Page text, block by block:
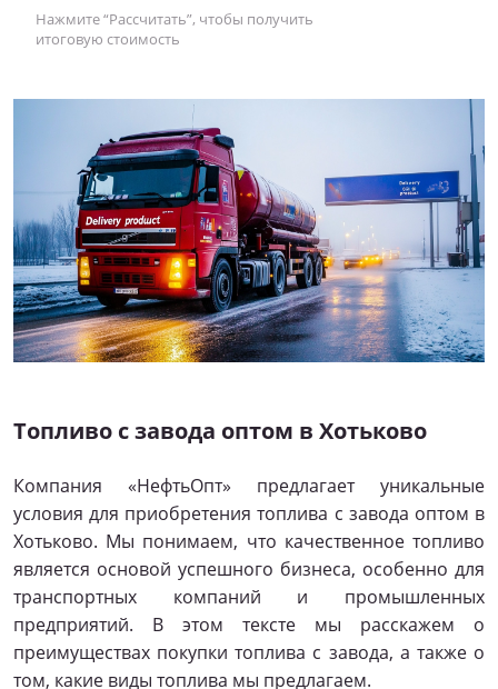
Нажмите “Рассчитать”, чтобы получить
итоговую стоимость
Топливо с завода оптом в Хотьково
Компания «НефтьОпт» предлагает уникальные
условия для приобретения топлива с завода оптом в
Хотьково. Мы понимаем, что качественное топливо
является основой успешного бизнеса, особенно для
транспортных компаний и промышленных
предприятий. В этом тексте мы расскажем о
преимуществах покупки топлива с завода, а также о
том, какие виды топлива мы предлагаем.